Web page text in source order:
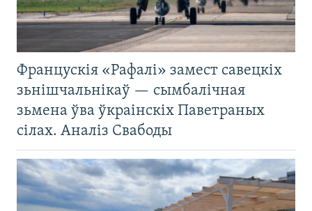
Францускія «Рафалі» замест савецкіх
зьнішчальнікаў — сымбалічная
зьмена ўва ўкраінскіх Паветраных
сілах. Аналіз Свабоды